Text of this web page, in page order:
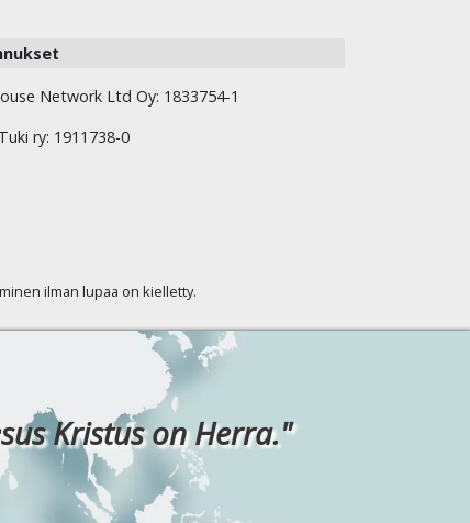
Network Ltd Oy: 1833754-1
ry: 1911738-0
ilman lupaa on kielletty.
Kristus on Herra."